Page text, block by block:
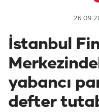
İstanbul
yabancı
defter